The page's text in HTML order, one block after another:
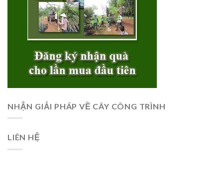
NHẬN GIẢI PHÁP VỀ CÂY CÔNG TRÌNH
LIÊN HỆ